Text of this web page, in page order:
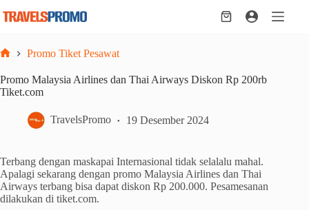
Shopping
Promo Tiket Pesawat
Promo Malaysia Airlines dan Thai Airways Diskon Rp 200rb
Tiket.com
TravelsPromo 19 Desember 2024
Terbang dengan maskapai Internasional tidak selalalu mahal.
Apalagi sekarang dengan promo Malaysia Airlines dan Thai
Airways terbang bisa dapat diskon Rp 200.000. Pesamesanan
dilakukan di tiket.com.